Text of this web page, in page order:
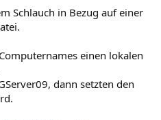
Schlauch in Bezug auf einer
einen lokalen
dann setzten den